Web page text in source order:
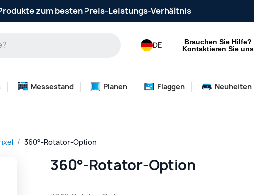
zum besten Preis-Leistungs-Verhältnis
DE
Brauchen Sie Hilfe?
Kontaktieren Sie uns
Messestand Planen Flaggen Neuheiten
360°-Rotator-Option
360°-Rotator-Option